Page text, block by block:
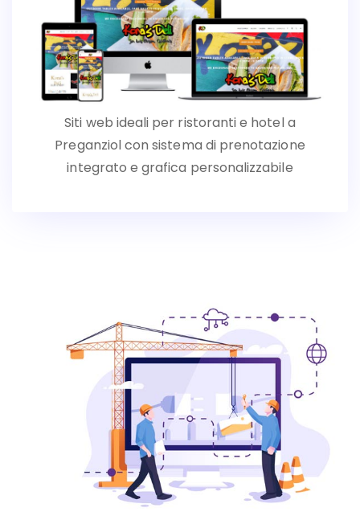
Siti web ideali per ristoranti e hotel a
Preganziol con sistema di prenotazione
integrato e grafica personalizzabile